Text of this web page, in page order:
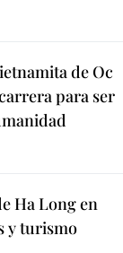
de Oc
para ser
Ha Long en
y turismo